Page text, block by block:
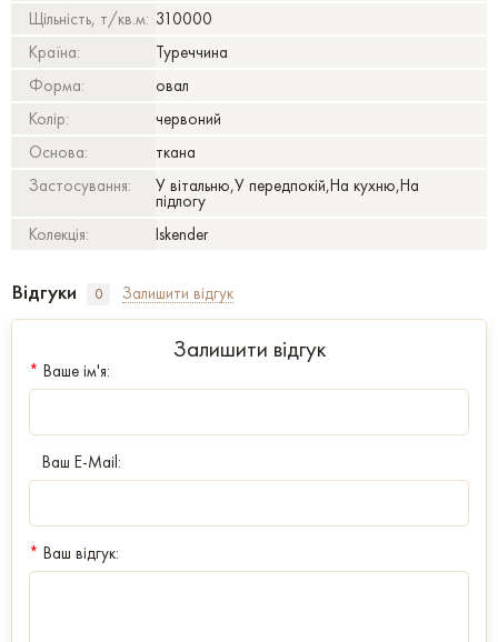
Щільність, т/кв.м: 310000
Країна:
Туреччина
Форма:
овал
Колір:
червоний
Основа:
ткана
Застосування:
У вітальню,У передпокій,На кухню,На
підлогу
Колекція:
Iskender
Відгуки 0 Залишити відгук
Залишити відгук
* Ваше ім'я:
Ваш E-Mail:
* Ваш відгук: